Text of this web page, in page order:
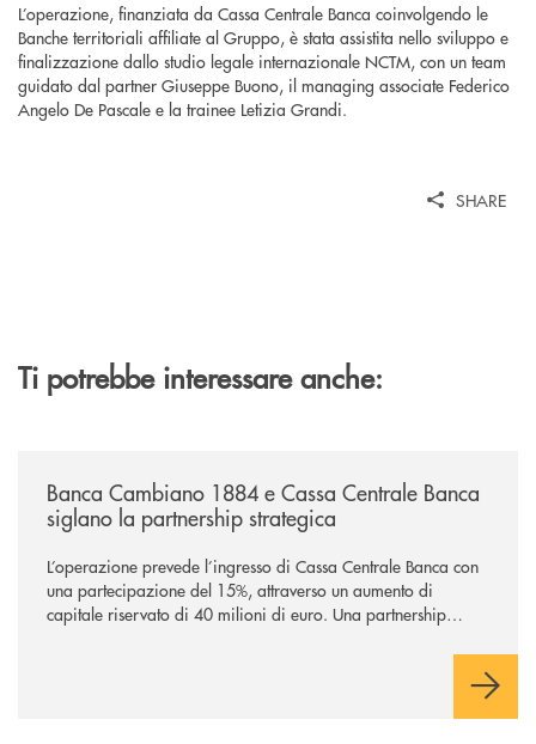
L’operazione, finanziata da Cassa Centrale Banca coinvolgendo le
Banche territoriali affiliate al Gruppo, è stata assistita nello sviluppo e
finalizzazione dallo studio legale internazionale NCTM, con un team
guidato dal partner Giuseppe Buono, il managing associate Federico
Angelo De Pascale e la trainee Letizia Grandi.
SHARE
Ti potrebbe interessare anche:
Banca Cambiano 1884 e Cassa Centrale Banca
siglano la partnership strategica
L’operazione prevede l’ingresso di Cassa Centrale Banca con
una partecipazione del 15%, attraverso un aumento di
capitale riservato di 40 milioni di euro. Una partnership
comuni e sulla prossimità ai territori, per ampliare l’offerta e